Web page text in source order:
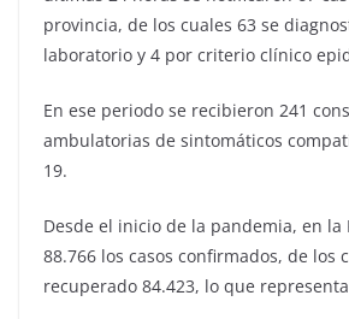
provincia, de los cuales 63 se
laboratorio y 4 por criterio clínico
En ese periodo se recibieron 241
ambulatorias de sintomáticos
19.
Desde el inicio de la pandemia, en la
88.766 los casos confirmados, de los
recuperado 84.423, lo que